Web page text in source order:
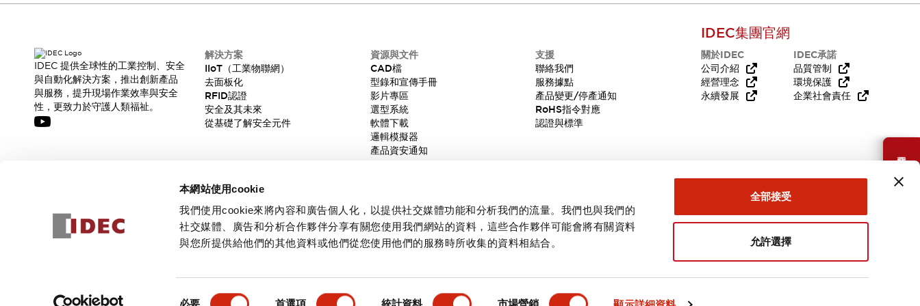
本網站使用cookie
我們使用cookie來將內容和廣告個人化，以提供社交媒體功能和分析我們的流量。我們也與我們的
社交媒體、廣告和分析合作夥伴分享有關您使用我們網站的資料，這些合作夥伴可能會將有關資料
與您所提供給他們的其他資料或他們從您使用他們的服務時所收集的資料相結合。
必要 首選項 統計資料 市場營銷
全部接受
允許選擇
需要幫助嗎？
IDEC 提供全球性的工業控制、安全
與自動化解決方案，推出創新產品
與服務，提升現場作業效率與安全
性，更致力於守護人類福祉。
解決方案
IIoT（工業物聯網）
去面板化
RFID認證
安全及其未來
從基礎了解安全元件
資源與文件
CAD檔
型錄和宣傳手冊
影片專區
選型系統
軟體下載
邏輯模擬器
產品資安通知
支援
聯絡我們
服務據點
產品變更/停產通知
RoHS指令對應
認證與標準
IDEC集團官網
關於IDEC
公司介紹
經營理念
永續發展
IDEC承諾
品質管制
環境保護
企業社會責任
訂閱
隱私權政策使用條款 台灣